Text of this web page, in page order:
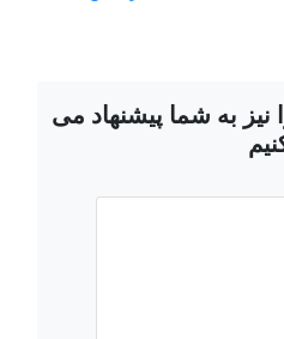
نیز به شما پیشنهاد می